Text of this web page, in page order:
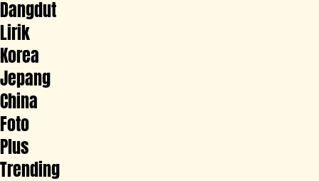
Dangdut
Lirik
Korea
Jepang
China
Foto
Plus
Trending